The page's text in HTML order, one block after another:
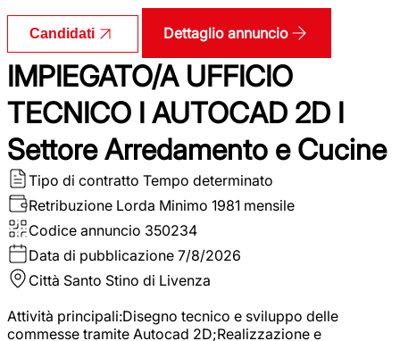
Candidati Dettaglio annuncio
IMPIEGATO/A UFFICIO
TECNICO I AUTOCAD 2D I
Settore Arredamento e Cucine
Tipo di contratto Tempo determinato
Retribuzione Lorda Minimo 1981 mensile
Codice annuncio 350234
Data di pubblicazione 7/8/2026
Città Santo Stino di Livenza
Attività principali:Disegno tecnico e sviluppo delle
commesse tramite Autocad 2D;Realizzazione e